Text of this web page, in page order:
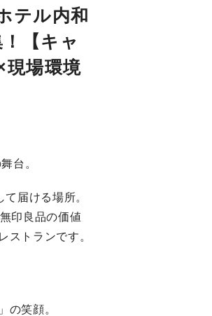
テル内和
【キャ
場環境
台。
届ける場所。
印良品の価値
ストランです。
の笑顔。